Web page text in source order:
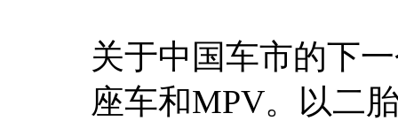
关于中国车市的下
座车和MPV。以二